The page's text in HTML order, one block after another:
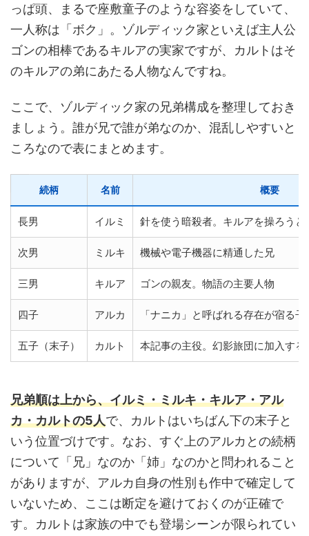
っぱ頭、まるで座敷童子のような容姿をしていて、
一人称は「ボク」。ゾルディック家といえば主人公
ゴンの相棒であるキルアの実家ですが、カルトはそ
のキルアの弟にあたる人物なんですね。
ここで、ゾルディック家の兄弟構成を整理しておき
ましょう。誰が兄で誰が弟なのか、混乱しやすいと
ころなので表にまとめます。
続柄 名前 概要
長男 イルミ 針を使う暗殺者。キルアを操ろうと
次男 ミルキ 機械や電子機器に精通した兄
三男 キルア ゴンの親友。物語の主要人物
四子 アルカ 「ナニカ」と呼ばれる存在が宿る
五子（末子） カルト 本記事の主役。幻影旅団に加入する
兄弟順は上から、イルミ・ミルキ・キルア・アル
カ・カルトの5人で、カルトはいちばん下の末子と
いう位置づけです。なお、すぐ上のアルカとの続柄
について「兄」なのか「姉」なのかと問われること
がありますが、アルカ自身の性別も作中で確定して
いないため、ここは断定を避けておくのが正確で
す。カルトは家族の中でも登場シーンが限られてい